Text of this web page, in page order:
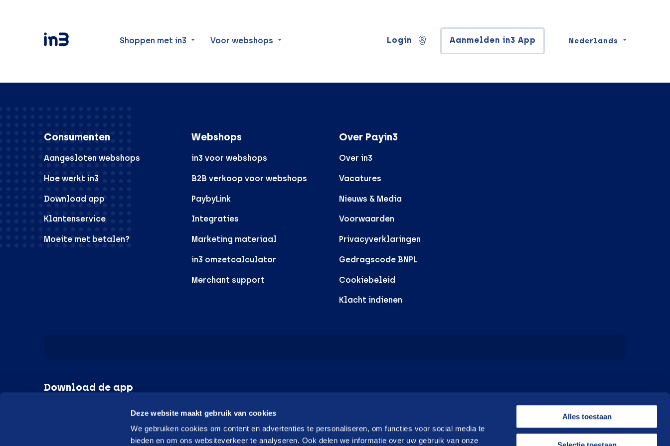
Deze website maakt gebruik van cookies
We gebruiken cookies om content en advertenties te personaliseren, om functies voor social media te
bieden en om ons websiteverkeer te analyseren. Ook delen we informatie over uw gebruik van onze
Alles toestaan
Shoppen met in3 Voor webshops Login Aanmelden in3 App Nederlands
Consumenten
Aangesloten webshops
Hoe werkt in3
Download app
Klantenservice
Moeite met betalen?
Webshops
in3 voor webshops
B2B verkoop voor webshops
PaybyLink
Integraties
Marketing materiaal
in3 omzetcalculator
Merchant support
Over Payin3
Over in3
Vacatures
Nieuws & Media
Voorwaarden
Privacyverklaringen
Gedragscode BNPL
Cookiebeleid
Klacht indienen
Download de app
Apple